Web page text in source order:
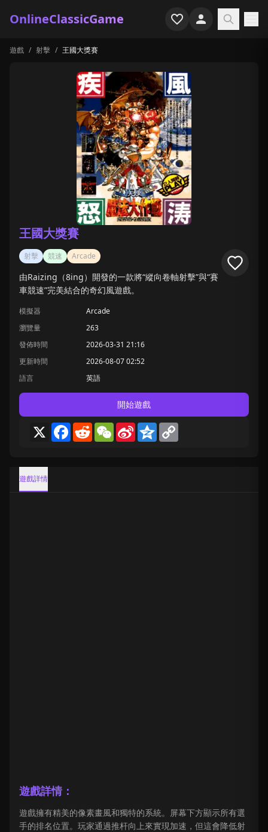
OnlineClassicGame
首頁
遊戲專題
最近玩過
遊戲 / 射擊 / 王國大獎賽
王國大獎賽
射擊 競速 Arcade
由Raizing（8ing）開發的一款將“縱向卷軸射擊”與“賽
車競速”完美結合的奇幻風遊戲。
模擬器
Arcade
瀏覽量
263
發佈時間
2026-03-31 21:16
更新時間
2026-08-07 02:52
語言
英語
開始遊戲
X Facebook
RedditWeChat
Sina
Weibo
Qzone
遊戲詳情
遊戲詳情：
遊戲擁有精美的像素畫風和獨特的系統。屏幕下方顯示所有選
手的排名位置。玩家通過推杆向上來實現加速，但這會降低射